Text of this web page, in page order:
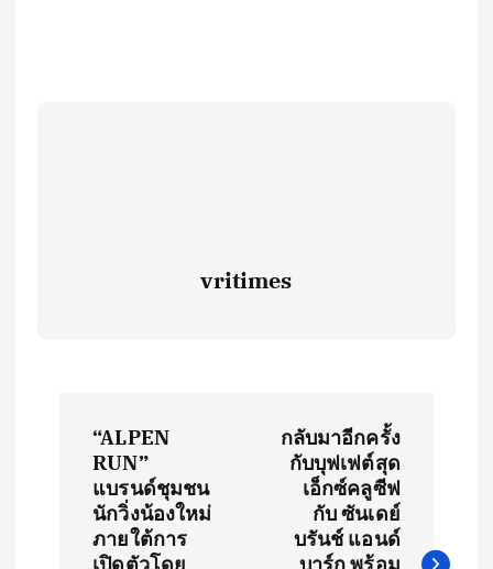
vritimes
“ALPEN
RUN”
แบรนด์ชุมชน
นักวิ่งน้องใหม่
ภายใต้การ
เปิดตัวโดย
กลับมาอีกครั้ง
กับบุฟเฟต์สุด
เอ็กซ์คลูซีฟ
กับ ซันเดย์
บรันช์ แอนด์
บาร์ก พร้อม